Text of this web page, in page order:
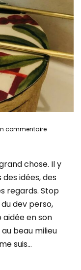
commentaire
chose. Il y
idées, des
regards. Stop
dev perso,
aidée en son
beau milieu
suis…